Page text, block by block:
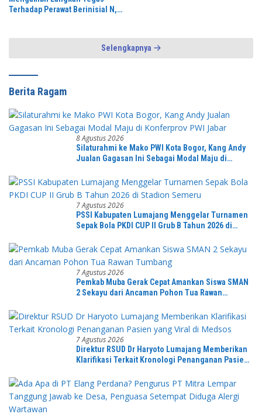
Terhadap Perawat Berinisial N,
Media Sosial
Selengkapnya
Berita Ragam
8 Agustus 2026
Silaturahmi ke Mako PWI Kota Bogor, Kang Andy
Jualan Gagasan Ini Sebagai Modal Maju di
7 Agustus 2026
PSSI Kabupaten Lumajang Menggelar Turnamen
Sepak Bola PKDI CUP II Grub B Tahun 2026 di
7 Agustus 2026
Pemkab Muba Gerak Cepat Amankan Siswa SMAN
2 Sekayu dari Ancaman Pohon Tua Rawan
7 Agustus 2026
Direktur RSUD Dr Haryoto Lumajang Memberikan
Klarifikasi Terkait Kronologi Penanganan Pasien